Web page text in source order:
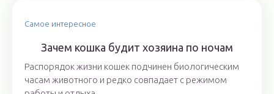
Самое интересное
Зачем кошка будит хозяина по ночам
Распорядок жизни кошек подчинен биологическим
часам животного и редко совпадает с режимом